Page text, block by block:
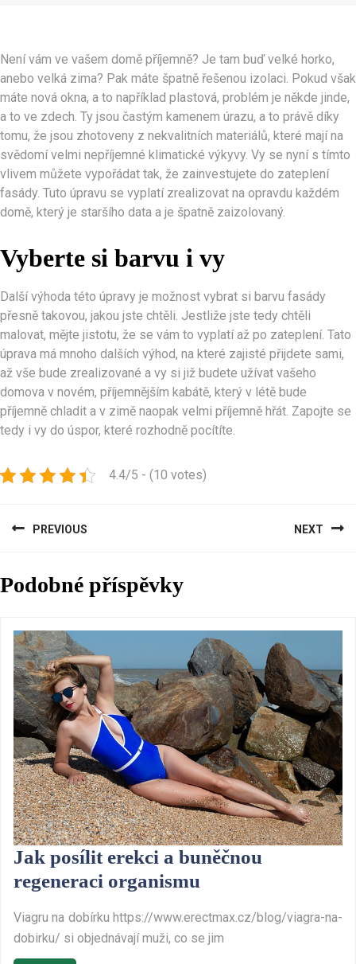
Není vám ve vašem domě příjemně? Je tam buď velké horko,
anebo velká zima? Pak máte špatně řešenou izolaci. Pokud však
máte nová okna, a to například plastová, problém je někde jinde,
a to ve zdech. Ty jsou častým kamenem úrazu, a to právě díky
tomu, že jsou zhotoveny z nekvalitních materiálů, které mají na
svědomí velmi nepříjemné klimatické výkyvy. Vy se nyní s tímto
vlivem můžete vypořádat tak, že zainvestujete do zateplení
fasády. Tuto úpravu se vyplatí zrealizovat na opravdu každém
domě, který je staršího data a je špatně zaizolovaný.
Vyberte si barvu i vy
Další výhoda této úpravy je možnost vybrat si barvu fasády
přesně takovou, jakou jste chtěli. Jestliže jste tedy chtěli
malovat, mějte jistotu, že se vám to vyplatí až po zateplení. Tato
úprava má mnoho dalších výhod, na které zajisté přijdete sami,
až vše bude zrealizované a vy si již budete užívat vašeho
domova v novém, příjemnějším kabátě, který v létě bude
příjemně chladit a v zimě naopak velmi příjemně hřát. Zapojte se
tedy i vy do úspor, které rozhodně pocítíte.
4.4/5 - (10 votes)
příspěvek
PREVIOUS
post:
NEXT
post:
Podobné příspěvky
Jak posílit erekci a buněčnou
regeneraci organismu
erekci
a
Viagru na dobírku https://www.erectmax.cz/blog/viagra-na-
dobirku/ si objednávají muži, co se jim